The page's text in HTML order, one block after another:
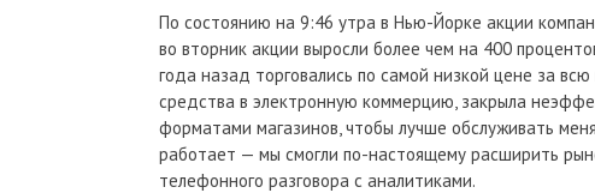
По состоянию на 9:46 утра в Нью-Йорке акции
во вторник акции выросли более чем на 400
года назад торговались по самой низкой цене за
средства в электронную коммерцию, закрыла
форматами магазинов, чтобы лучше обслуживать
работает — мы смогли по-настоящему расширить
телефонного разговора с аналитиками.